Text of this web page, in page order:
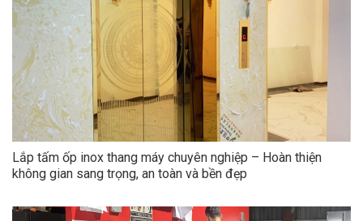
Lắp tấm ốp inox thang máy chuyên nghiệp – Hoàn thiện
không gian sang trọng, an toàn và bền đẹp